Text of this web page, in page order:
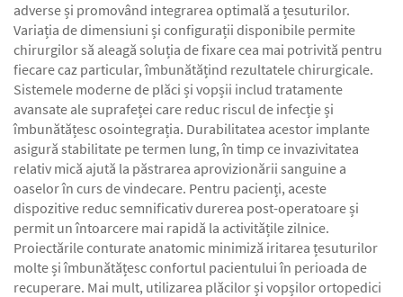
adverse și promovând integrarea optimală a țesuturilor.
Variația de dimensiuni și configurații disponibile permite
chirurgilor să aleagă soluția de fixare cea mai potrivită pentru
fiecare caz particular, îmbunătățind rezultatele chirurgicale.
Sistemele moderne de plăci și vopșii includ tratamente
avansate ale suprafeței care reduc riscul de infecție și
îmbunătățesc osointegrația. Durabilitatea acestor implante
asigură stabilitate pe termen lung, în timp ce invazivitatea
relativ mică ajută la păstrarea aprovizionării sanguine a
oaselor în curs de vindecare. Pentru pacienți, aceste
dispozitive reduc semnificativ durerea post-operatoare și
permit un întoarcere mai rapidă la activitățile zilnice.
Proiectările conturate anatomic minimiză iritarea țesuturilor
molte și îmbunătățesc confortul pacientului în perioada de
recuperare. Mai mult, utilizarea plăcilor și vopșilor ortopedici